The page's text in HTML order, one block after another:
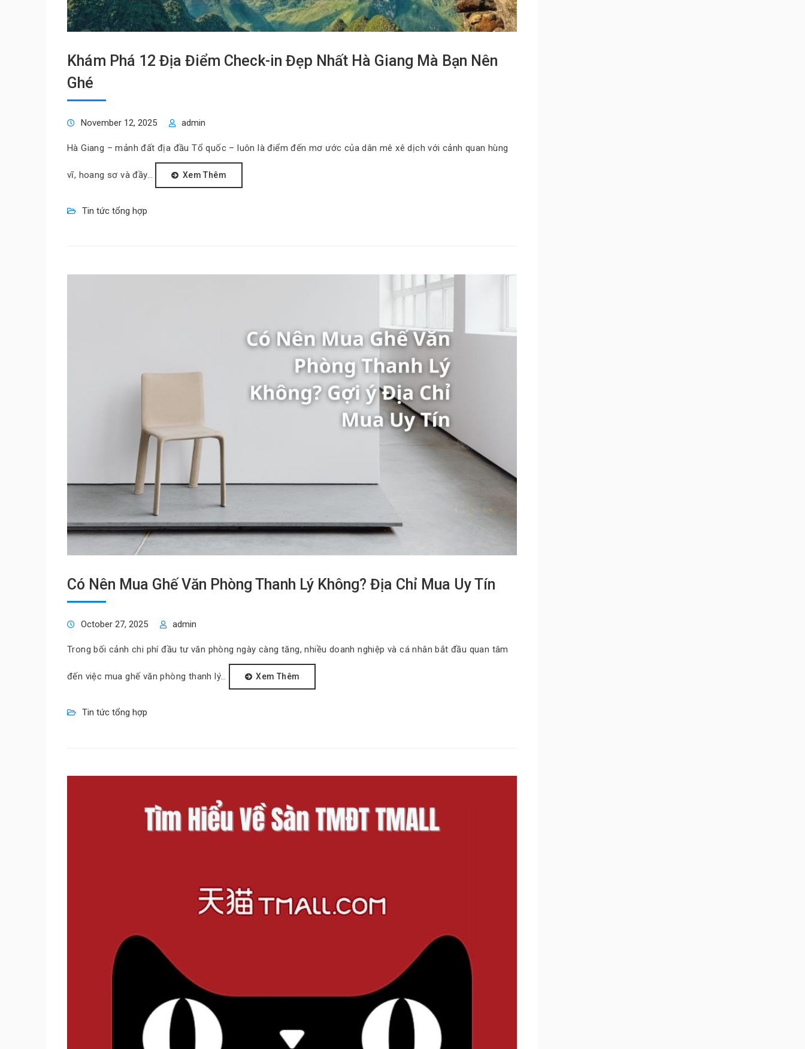
Khám Phá 12 Địa Điểm Check-in Đẹp Nhất Hà Giang Mà Bạn Nên
Ghé
November 12, 2025 admin
Hà Giang – mảnh đất địa đầu Tổ quốc – luôn là điểm đến mơ ước của dân mê xê dịch với cảnh quan hùng
vĩ, hoang sơ và đầy… Xem Thêm
Tin tức tổng hợp
Có Nên Mua Ghế Văn Phòng Thanh Lý Không? Địa Chỉ Mua Uy Tín
October 27, 2025 admin
Trong bối cảnh chi phí đầu tư văn phòng ngày càng tăng, nhiều doanh nghiệp và cá nhân bắt đầu quan tâm
đến việc mua ghế văn phòng thanh lý… Xem Thêm
Tin tức tổng hợp